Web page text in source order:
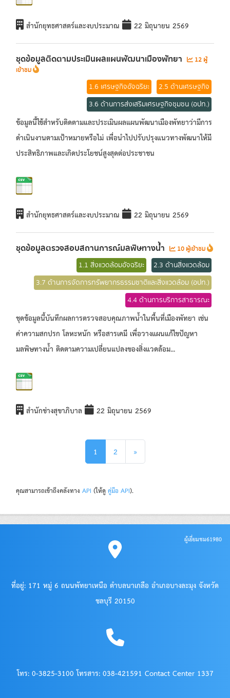
สำนักยุทธศาสตร์และงบประมาณ 22 มิถุนายน 2569
ชุดข้อมูลติดตามประเมินผลแผนพัฒนาเมืองพัทยา
12 ผู้
เข้าชม
1.6 เศรษฐกิจอัจฉริยะ
2.5 ด้านเศรษฐกิจ
3.6 ด้านการส่งเสริมเศรษฐกิจชุมชน (อปท.)
ข้อมูลนี้ใช้สำหรับติดตามและประเมินผลแผนพัฒนาเมืองพัทยาว่ามีการ
ดำเนินงานตามเป้าหมายหรือไม่ เพื่อนำไปปรับปรุงแนวทางพัฒนาให้มี
ประสิทธิภาพและเกิดประโยชน์สูงสุดต่อประชาชน
สำนักยุทธศาสตร์และงบประมาณ 22 มิถุนายน 2569
ชุดข้อมูลตรวจสอบสถานการณ์มลพิษทางน้ำ 10 ผู้เข้าชม
1.1 สิ่งแวดล้อมอัจฉริยะ
2.3 ด้านสิ่งแวดล้อม
3.7 ด้านการจัดการทรัพยากรธรรมชาติและสิ่งแวดล้อม (อปท.)
4.4 ด้านการบริการสาธารณะ
ชุดข้อมูลนี้บันทึกผลการตรวจสอบคุณภาพน้ำในพื้นที่เมืองพัทยา เช่น
ค่าความสกปรก โลหะหนัก หรือสารเคมี เพื่อวางแผนแก้ไขปัญหา
มลพิษทางน้ำ ติดตามความเปลี่ยนแปลงของสิ่งแวดล้อม...
สำนักช่างสุขาภิบาล 22 มิถุนายน 2569
1 2 »
คุณสามารถเข้าถึงคลังทาง API (ให้ดู คู่มือ API).
ผู้เยี่ยมชม61980
ที่อยู่: 171 หมู่ 6 ถนนพัทยาเหนือ ตำบลนาเกลือ อำเภอบางละมุง จังหวัด
ชลบุรี 20150
โทร: 0-3825-3100 โทรสาร: 038-421591 Contact Center 1337